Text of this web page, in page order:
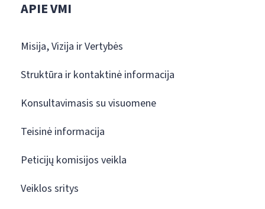
APIE VMI
Misija, Vizija ir Vertybės
Struktūra ir kontaktinė informacija
Konsultavimasis su visuomene
Teisinė informacija
Peticijų komisijos veikla
Veiklos sritys